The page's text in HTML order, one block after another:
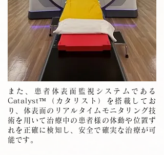
また、患者体表面監視システムである
Catalyst™（カタリスト）を搭載してお
り、体表面のリアルタイムモニタリング技
術を用いて治療中の患者様の体動や位置ず
れを正確に検知し、安全で確実な治療が可
能です。